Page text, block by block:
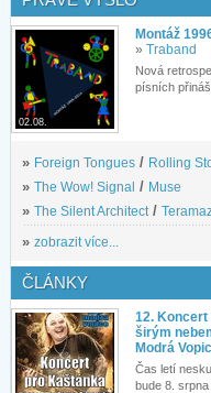
02.08.
Montáž
» Traband
Nová
písních
» Foreign Tongues / Rolling
» The Wow! Signal / Muse
» The Silent Architect /
» zobrazit více...
ČLÁNKY
12. Koncert
širým
Modrá
Čas letí
bude 8. srpna